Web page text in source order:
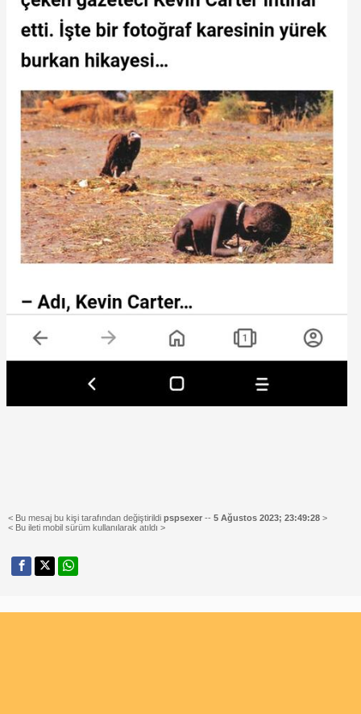
< Bu mesaj bu kişi tarafından değiştirildi pspsexer -- 5 Ağustos 2023; 23:49:28 >
< Bu ileti mobil sürüm kullanılarak atıldı >